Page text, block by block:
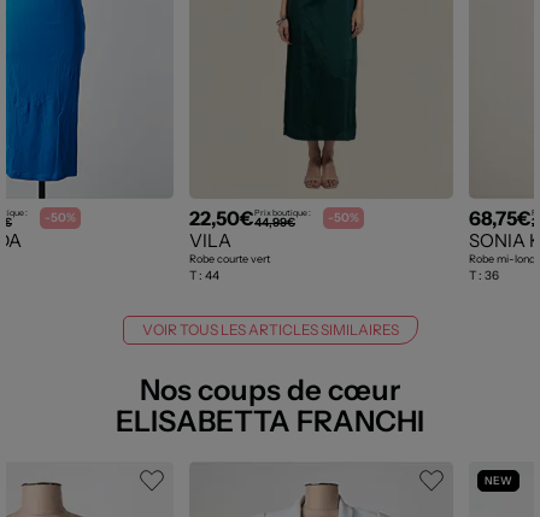
: -50% 22,50€Prix boutique :
44,99€ -50%
VILA
Robe courte vert
T : 44
68,75€
SONIA K
Robe mi-
T : 36
VOIR TOUS LES ARTICLES SIMILAIRES
Nos coups de cœur
ELISABETTA FRANCHI
NEW